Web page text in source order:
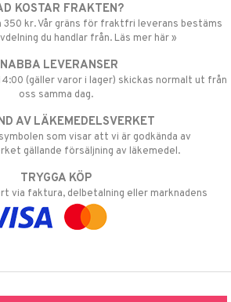
KOSTAR FRAKTEN?
kr. Vår gräns för fraktfri leverans bestäms
du handlar från. Läs mer här »
LEVERANSER
(gäller varor i lager) skickas normalt ut från
oss samma dag.
AV LÄKEMEDELSVERKET
som visar att vi är godkända av
gällande försäljning av läkemedel.
TRYGGA KÖP
via faktura, delbetalning eller marknadens